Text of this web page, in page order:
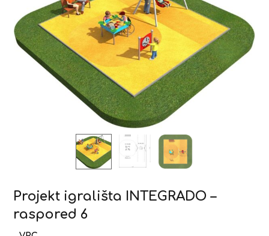
Projekt igrališta INTEGRADO –
raspored 6